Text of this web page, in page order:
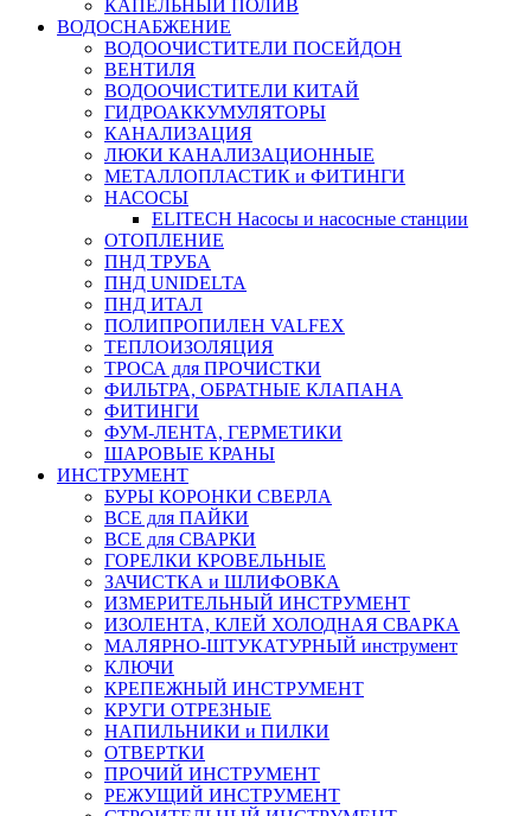
КАПЕЛЬНЫЙ ПОЛИВ
ВОДОСНАБЖЕНИЕ
ВОДООЧИСТИТЕЛИ ПОСЕЙДОН
ВЕНТИЛЯ
ВОДООЧИСТИТЕЛИ КИТАЙ
ГИДРОАККУМУЛЯТОРЫ
КАНАЛИЗАЦИЯ
ЛЮКИ КАНАЛИЗАЦИОННЫЕ
МЕТАЛЛОПЛАСТИК и ФИТИНГИ
НАСОСЫ
ELITECH Насосы и насосные станции
ОТОПЛЕНИЕ
ПНД ТРУБА
ПНД UNIDELTA
ПНД ИТАЛ
ПОЛИПРОПИЛЕН VALFEX
ТЕПЛОИЗОЛЯЦИЯ
ТРОСА для ПРОЧИСТКИ
ФИЛЬТРА, ОБРАТНЫЕ КЛАПАНА
ФИТИНГИ
ФУМ-ЛЕНТА, ГЕРМЕТИКИ
ШАРОВЫЕ КРАНЫ
ИНСТРУМЕНТ
БУРЫ КОРОНКИ СВЕРЛА
ВСЕ для ПАЙКИ
ВСЕ для СВАРКИ
ГОРЕЛКИ КРОВЕЛЬНЫЕ
ЗАЧИСТКА и ШЛИФОВКА
ИЗМЕРИТЕЛЬНЫЙ ИНСТРУМЕНТ
ИЗОЛЕНТА, КЛЕЙ ХОЛОДНАЯ СВАРКА
МАЛЯРНО-ШТУКАТУРНЫЙ инструмент
КЛЮЧИ
КРЕПЕЖНЫЙ ИНСТРУМЕНТ
КРУГИ ОТРЕЗНЫЕ
НАПИЛЬНИКИ и ПИЛКИ
ОТВЕРТКИ
ПРОЧИЙ ИНСТРУМЕНТ
РЕЖУЩИЙ ИНСТРУМЕНТ